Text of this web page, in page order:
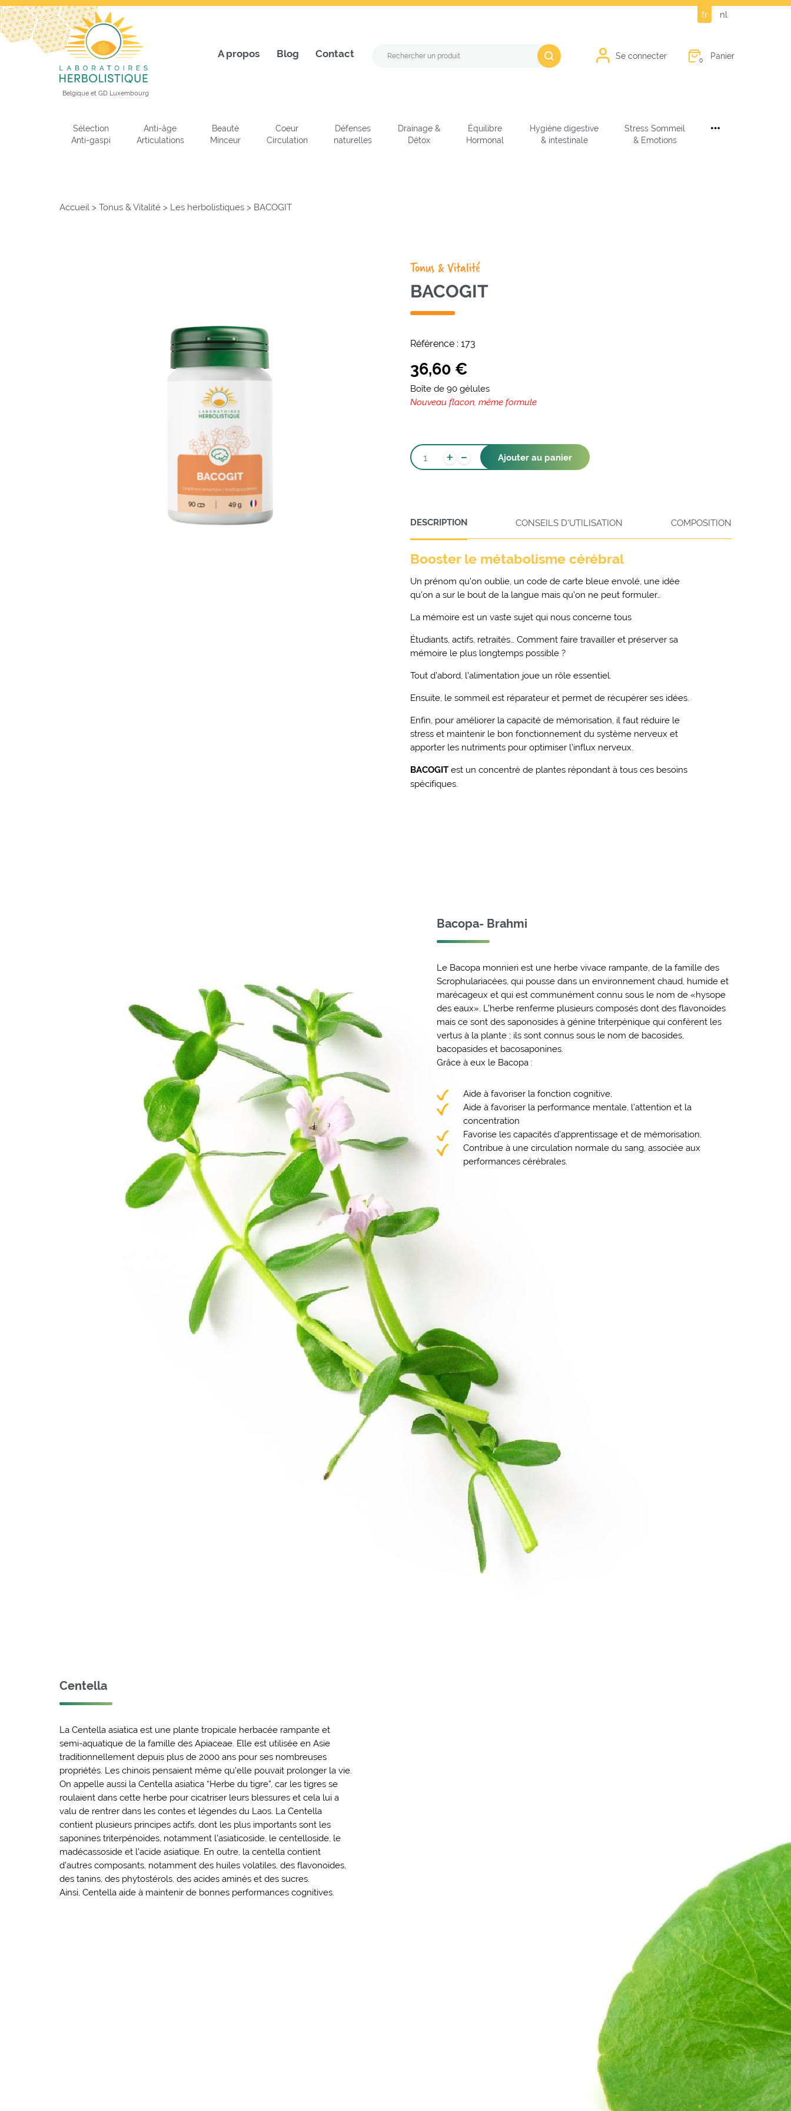
fr nl
Belgique et GD Luxembourg
A propos Blog Contact Se connecter Panier
0
Sélection
Anti-gaspi
Anti-âge
Articulations
Beauté
Minceur
Coeur
Circulation
Défenses
naturelles
Drainage &
Détox
Équilibre
Hormonal
Hygiène digestive
& intestinale
Stress Sommeil
& Emotions
Accueil > Tonus & Vitalité> Les herbolistiques> BACOGIT
Tonus & Vitalité
BACOGIT
36,60 €
Boîte de 90 gélules
Nouveau flacon, même formule
QUANTITÉ
DE
+ - Ajouter au panier
Référence : 173
DESCRIPTION CONSEILS D'UTILISATION COMPOSITION
Booster le métabolisme cérébral
Un prénom qu’on oublie, un code de carte bleue envolé, une idée
qu’on a sur le bout de la langue mais qu’on ne peut formuler…
La mémoire est un vaste sujet qui nous concerne tous
Étudiants, actifs, retraités… Comment faire travailler et préserver sa
mémoire le plus longtemps possible ?
Tout d’abord, l’alimentation joue un rôle essentiel.
Ensuite, le sommeil est réparateur et permet de récupérer ses idées.
Enfin, pour améliorer la capacité de mémorisation, il faut réduire le
stress et maintenir le bon fonctionnement du système nerveux et
apporter les nutriments pour optimiser l’influx nerveux.
BACOGITest un concentré de plantes répondant à tous ces besoins
spécifiques.
Bacopa- Brahmi
Le Bacopa monnieri est une herbe vivace rampante, de la famille des
Scrophulariacées, qui pousse dans un environnement chaud, humide et
marécageux et qui est communément connu sous le nom de «hysope
des eaux». L’herbe renferme plusieurs composés dont des flavonoïdes
mais ce sont des saponosides à génine triterpénique qui confèrent les
vertus à la plante ; ils sont connus sous le nom de bacosides,
bacopasides et bacosaponines.
Grâce à eux le Bacopa :
Aide à favoriser la fonction cognitive,
Aide à favoriser la performance mentale, l’attention et la
concentration
Favorise les capacités d’apprentissage et de mémorisation,
Contribue à une circulation normale du sang, associée aux
performances cérébrales.
Centella
La Centella asiatica est une plante tropicale herbacée rampante et
semi-aquatique de la famille des Apiaceae. Elle est utilisée en Asie
traditionnellement depuis plus de 2000 ans pour ses nombreuses
propriétés. Les chinois pensaient même qu’elle pouvait prolonger la vie.
On appelle aussi la Centella asiatica “Herbe du tigre”, car les tigres se
roulaient dans cette herbe pour cicatriser leurs blessures et cela lui a
valu de rentrer dans les contes et légendes du Laos. La Centella
contient plusieurs principes actifs, dont les plus importants sont les
saponines triterpénoïdes, notamment l’asiaticoside, le centelloside, le
madécassoside et l’acide asiatique. En outre, la centella contient
d’autres composants, notamment des huiles volatiles, des flavonoïdes,
des tanins, des phytostérols, des acides aminés et des sucres.
Ainsi, Centella aide à maintenir de bonnes performances cognitives.